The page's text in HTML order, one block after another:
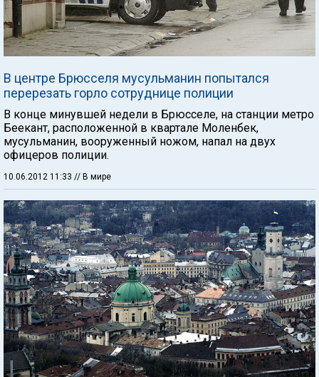
В центре Брюсселя мусульманин попытался
перерезать горло сотруднице полиции
В конце минувшей недели в Брюсселе, на станции метро
Беекант, расположенной в квартале Моленбек,
мусульманин, вооруженный ножом, напал на двух
офицеров полиции.
10.06.2012 11:33 // В мире